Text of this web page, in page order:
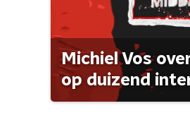
Michiel Vos
op duizend